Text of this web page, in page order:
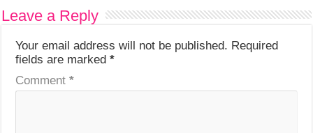
Leave a Reply
Your email address will not be published. Required
fields are marked*
Comment*